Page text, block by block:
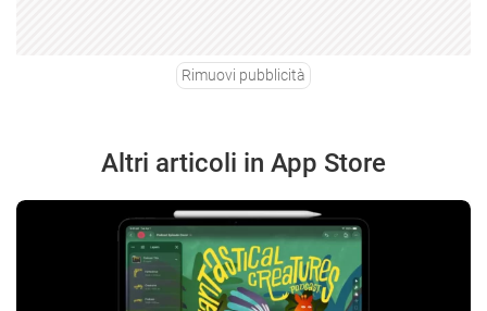
Rimuovi pubblicità
Altri articoli in App Store